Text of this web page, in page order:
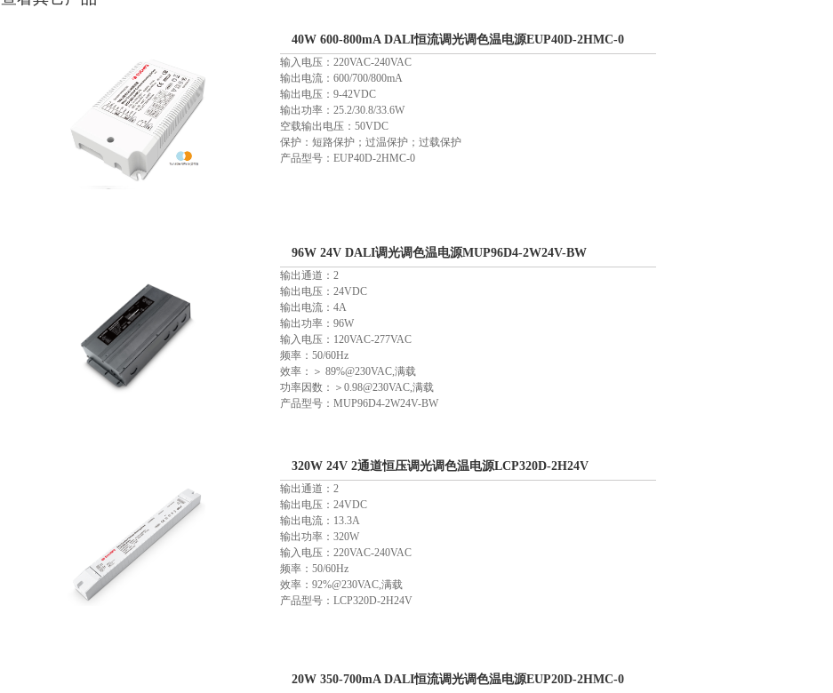
40W 600-800mA DALI恒流调光调色温电源EUP40D-2HMC-0
输入电压：220VAC-240VAC
输出电流：600/700/800mA
输出电压：9-42VDC
输出功率：25.2/30.8/33.6W
空载输出电压：50VDC
保护：短路保护；过温保护；过载保护
产品型号：EUP40D-2HMC-0
96W 24V DALI调光调色温电源MUP96D4-2W24V-BW
输出通道：2
输出电压：24VDC
输出电流：4A
输出功率：96W
输入电压：120VAC-277VAC
频率：50/60Hz
效率：＞ 89%@230VAC,满载
功率因数：＞0.98@230VAC,满载
产品型号：MUP96D4-2W24V-BW
320W 24V 2通道恒压调光调色温电源LCP320D-2H24V
输出通道：2
输出电压：24VDC
输出电流：13.3A
输出功率：320W
输入电压：220VAC-240VAC
频率：50/60Hz
效率：92%@230VAC,满载
产品型号：LCP320D-2H24V
20W 350-700mA DALI恒流调光调色温电源EUP20D-2HMC-0